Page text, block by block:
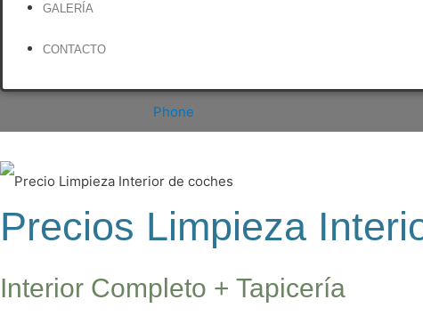
GALERÍA
CONTACTO
Phone
Precios Limpieza
Interior Completo + Tapicería